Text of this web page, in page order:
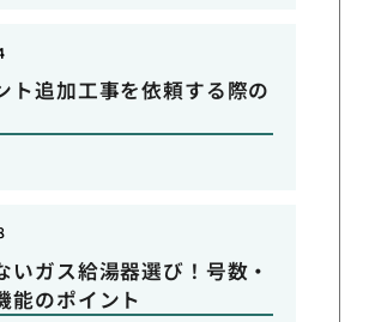
ト追加工事を依頼する際の
いガス給湯器選び！号数・
能のポイント